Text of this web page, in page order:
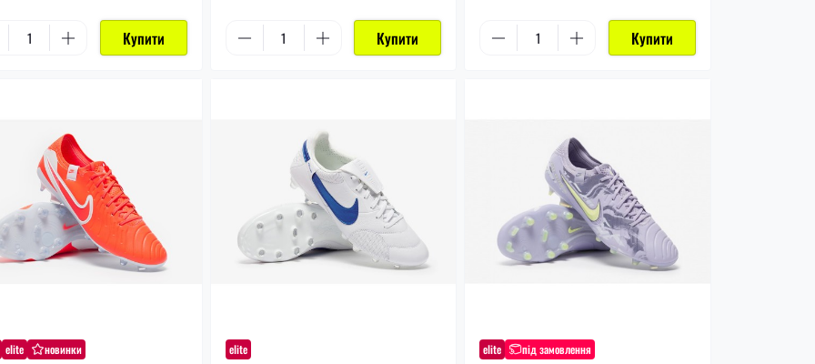
Купити Купити Купити
elite новинки elite elite під замовлення